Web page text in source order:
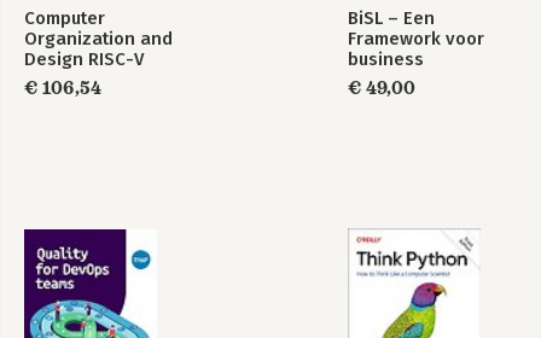
Computer
Organization and
Design RISC-V
Edition
€ 106,54
BiSL – Een
Framework voor
business
€ 49,00